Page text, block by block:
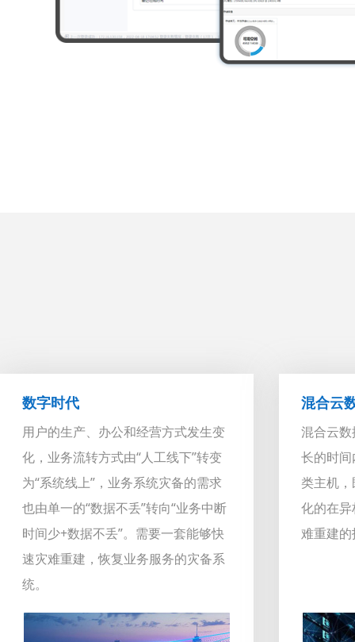
数字时代
用户的生产、办公和经营方式发生变
化，业务流转方式由“人工线下”转变
为“系统线上”，业务系统灾备的需求
也由单一的“数据不丢”转向“业务中断
时间少+数据不丢”。需要一套能够快
速灾难重建，恢复业务服务的灾备系
统。
混合云
混合云
长的时
类主机
化的在
难重建